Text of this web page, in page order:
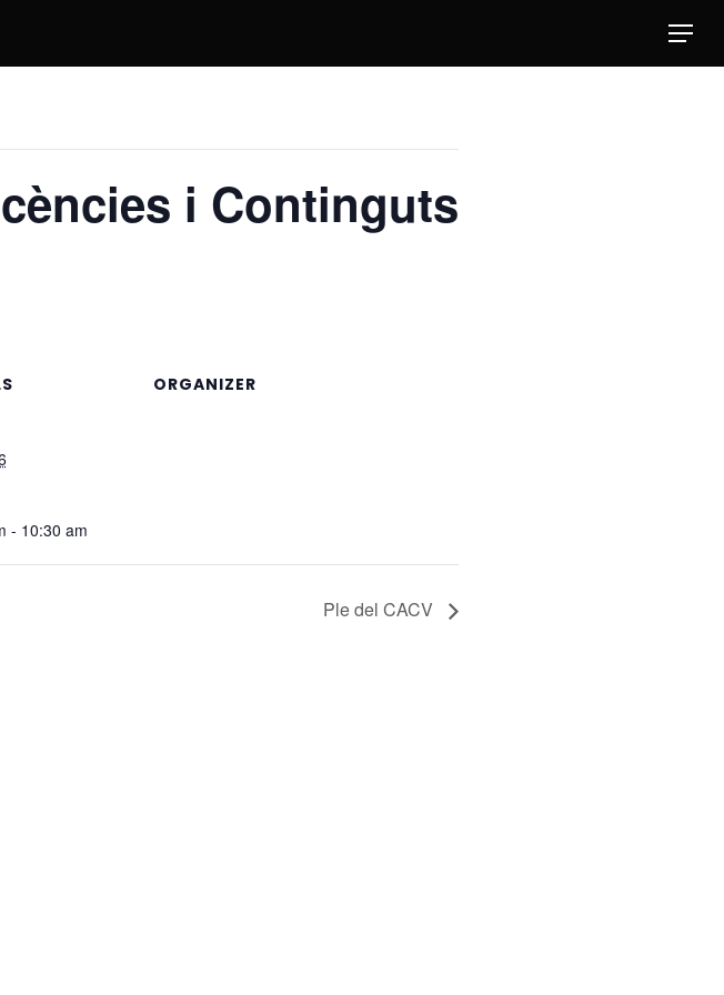
Menu
i Continguts
- 10:30 am
ORGANIZER
Ple del CACV